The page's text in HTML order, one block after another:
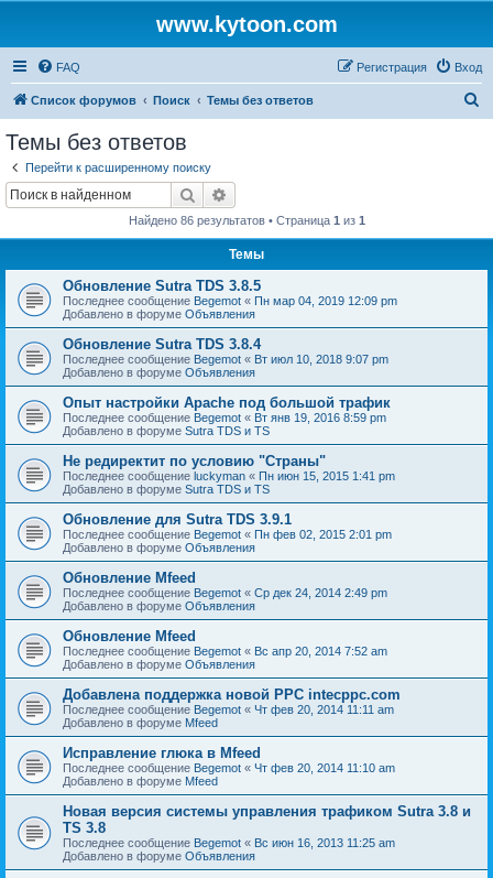
www.kytoon.com
FAQ Вход
Регистрация
Список форумов Поиск Темы без ответов
Темы без ответов
Перейти к расширенному поиску
Поиск
Найдено 86 результатов • Страница 1 из 1
Темы
Обновление Sutra TDS 3.8.5
Последнее сообщение Begemot « Пн мар 04, 2019 12:09 pm
Добавлено в форуме Объявления
Обновление Sutra TDS 3.8.4
Последнее сообщение Begemot « Вт июл 10, 2018 9:07 pm
Добавлено в форуме Объявления
Опыт настройки Apache под большой трафик
Последнее сообщение Begemot « Вт янв 19, 2016 8:59 pm
Добавлено в форуме Sutra TDS и TS
Не редиректит по условию "Страны"
Последнее сообщение luckyman « Пн июн 15, 2015 1:41 pm
Добавлено в форуме Sutra TDS и TS
Обновление для Sutra TDS 3.9.1
Последнее сообщение Begemot « Пн фев 02, 2015 2:01 pm
Добавлено в форуме Объявления
Обновление Mfeed
Последнее сообщение Begemot « Ср дек 24, 2014 2:49 pm
Добавлено в форуме Объявления
Обновление Mfeed
Последнее сообщение Begemot « Вс апр 20, 2014 7:52 am
Добавлено в форуме Объявления
Добавлена поддержка новой PPC intecppc.com
Последнее сообщение Begemot « Чт фев 20, 2014 11:11 am
Добавлено в форуме Mfeed
Исправление глюка в Mfeed
Последнее сообщение Begemot « Чт фев 20, 2014 11:10 am
Добавлено в форуме Mfeed
Новая версия системы управления трафиком Sutra 3.8 и
TS 3.8
Последнее сообщение Begemot « Вс июн 16, 2013 11:25 am
Добавлено в форуме Объявления